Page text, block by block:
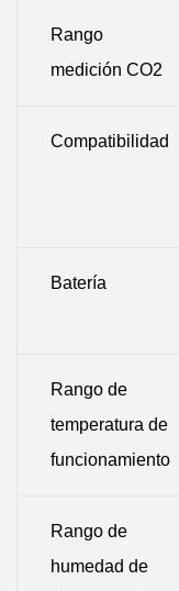
Rango
medición CO2
Compatibilidad
Batería
Rango de
temperatura de
funcionamiento
Rango de
humedad de